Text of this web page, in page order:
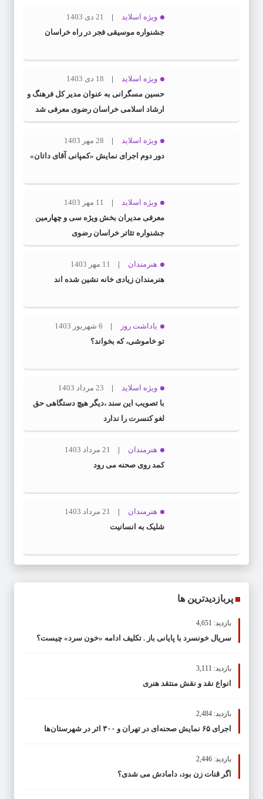
ویژه اسلاید
21 دی 1403
جشنواره موسیقی فجر در راه خراسان
ویژه اسلاید
18 دی 1403
حسین مسگرانی به عنوان مدیر کل فرهنگ و
ارشاد اسلامی خراسان رضوی معرفی شد
ویژه اسلاید
28 مهر 1403
دور دوم اجرای نمایش «کمپانی آقای داتان»
ویژه اسلاید
11 مهر 1403
معرفی مدیران بخش ویژه سی و چهارمین
جشنواره تئاتر خراسان رضوی
هنرمندان
11 مهر 1403
هنرمندان زیادی خانه نشین شده اند
یاداشت روز
6 شهریور 1403
تو خاموشی، که بخواند؟
ویژه اسلاید
23 مرداد 1403
با تصویب این سند ،دیگر هیچ دستگاهی حق
لغو کنسرت را ندارد
هنرمندان
21 مرداد 1403
کمد روی صحنه می رود
هنرمندان
21 مرداد 1403
شلیک به انسانیت
پربازدیدترین ها
بازدید: 4,651
سریال خونسرد با پایانی باز . تکلیف ادامه «خون سرد» چیست؟
بازدید: 3,111
انواع نقد و نقش منتقد هنری
بازدید: 2,484
اجرای ۶۵ نمایش صحنه‌ای در تهران و ۳۰۰ اثر در شهرستان‌ها
بازدید: 2,446
اگر قنات زن بود، دامادش می شدی؟